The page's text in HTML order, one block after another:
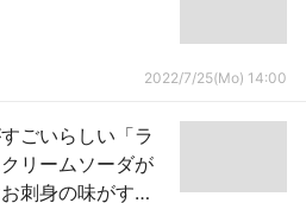
2022/7/25(Mo) 14:00
ごいらしい「ラ
リームソーダが
刺身の味がす